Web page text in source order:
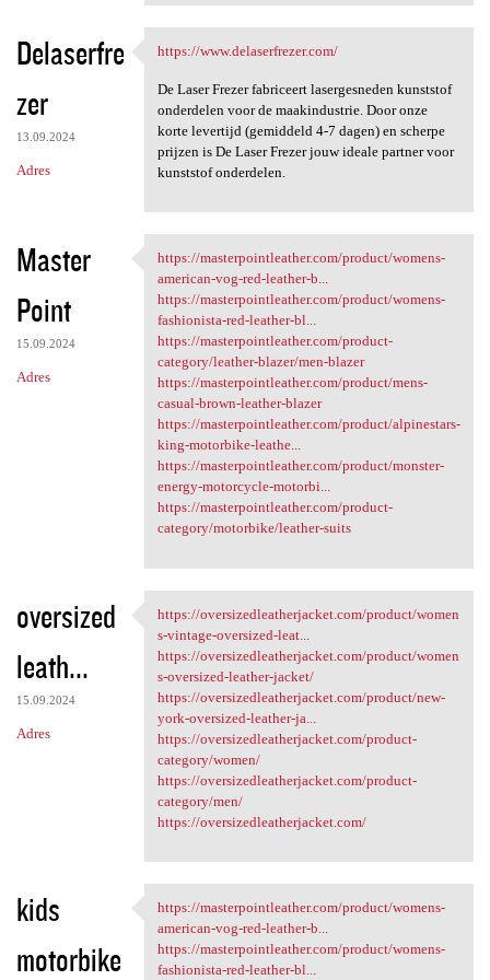
Delaserfre
zer
13.09.2024
Adres
https://www.delaserfrezer.com
https://www.delaserfrezer.com/
De Laser Frezer fabriceert lasergesneden kunststof
onderdelen voor de maakindustrie. Door onze
korte levertijd (gemiddeld 4-7 dagen) en scherpe
prijzen is De Laser Frezer jouw ideale partner voor
kunststof onderdelen.
Master
Point
15.09.2024
Adres
https://masterpointleather
https://masterpointleather.com/product/womens-
american-vog-red-leather-b...
https://masterpointleather.com/product/womens-
fashionista-red-leather-bl...
https://masterpointleather.com/product-
category/leather-blazer/men-blazer
https://masterpointleather.com/product/mens-
casual-brown-leather-blazer
https://masterpointleather.com/product/alpinestars-
king-motorbike-leathe...
https://masterpointleather.com/product/monster-
energy-motorcycle-motorbi...
https://masterpointleather.com/product-
category/motorbike/leather-suits
oversized
leath...
15.09.2024
Adres
https:/
https://oversizedleatherjacket.com/product/women
s-vintage-oversized-leat...
https://oversizedleatherjacket.com/product/women
s-oversized-leather-jacket/
https://oversizedleatherjacket.com/product/new-
york-oversized-leather-ja...
https://oversizedleatherjacket.com/product-
category/women/
https://oversizedleatherjacket.com/product-
category/men/
https://oversizedleatherjacket.com/
kids
motorbike
https://masterpointleather
https://masterpointleather.com/product/womens-
american-vog-red-leather-b...
https://masterpointleather.com/product/womens-
fashionista-red-leather-bl...